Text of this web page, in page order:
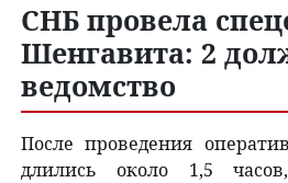
СНБ провела
Шенгавита: 2
ведомство
После проведения
длились около 1,5